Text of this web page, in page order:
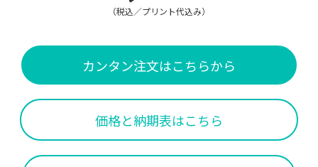
（税込／プリント代込み）
カンタン注文はこちらから
価格と納期表はこちら